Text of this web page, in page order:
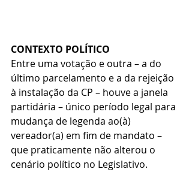
CONTEXTO POLÍTICO
Entre uma votação e outra – a do
último parcelamento e a da rejeição
à instalação da CP – houve a janela
partidária – único período legal para
mudança de legenda ao(à)
vereador(a) em fim de mandato –
que praticamente não alterou o
cenário político no Legislativo.